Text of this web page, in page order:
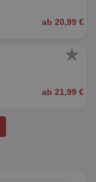
ab 20,99 €
★
ab 21,99 €